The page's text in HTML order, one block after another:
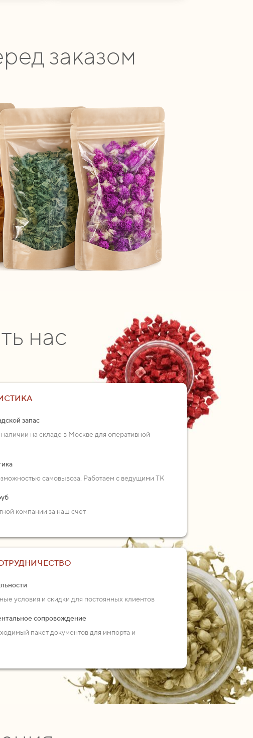
заказом
нас
запас
на складе в Москве для оперативной
самовывоза. Работаем с ведущими ТК
компании за наш счет
условия и скидки для постоянных клиентов
сопровождение
пакет документов для импорта и